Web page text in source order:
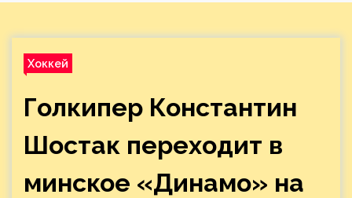
Хоккей
Голкипер Константин
Шостак переходит в
минское «Динамо» на